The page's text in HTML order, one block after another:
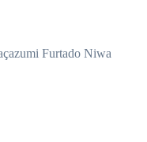
Furtado Niwa